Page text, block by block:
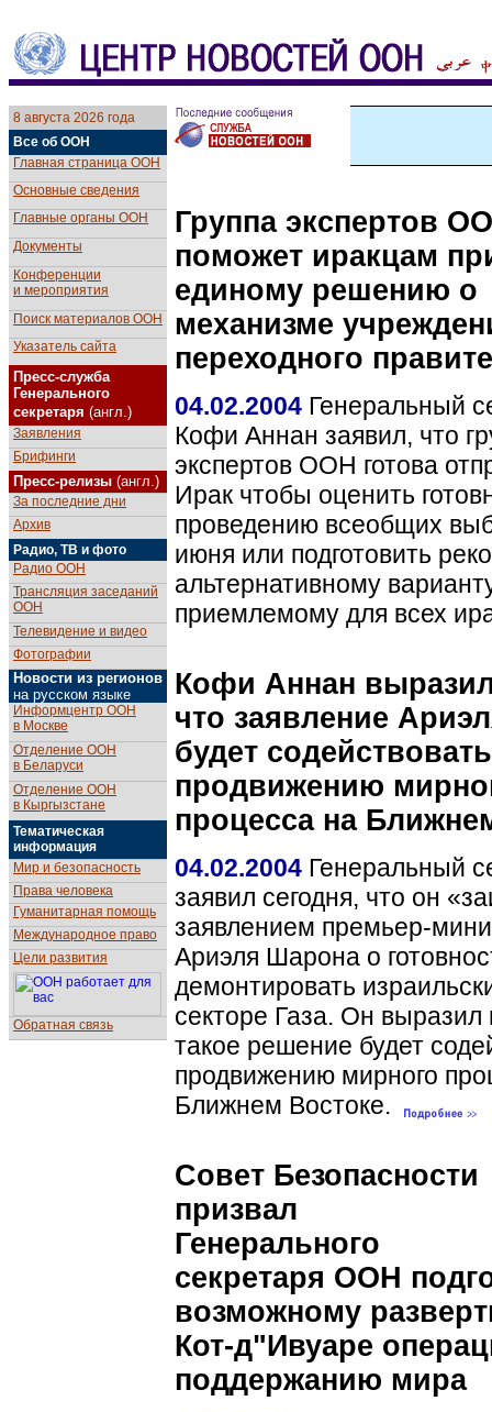
8 августа 2026 года
Все об ООН
Главная страница ООН
Основные сведения
Главные органы ООН
Документы
Конференции
и мероприятия
Поиск материалов ООН
Указатель сайта
Пресс-служба
Генерального
секретаря (англ.)
Заявления
Брифинги
Пресс-релизы (англ.)
За последние дни
Архив
Радио, ТВ и фото
Радио ООН
Трансляция заседаний
ООН
Телевидение и видео
Фотографии
Новости из регионов
на русском языке
Информцентр ООН
в Москве
Отделение ООН
в Беларуси
Отделение ООН
в Кыргызстане
Тематическая
информация
Мир и безопасность
Права человека
Гуманитарная помощь
Международное право
Цели развития
Обратная связь
Сегодня в ООН:
Группа экспертов
поможет иракцам
единому решению о
механизме
переходного
04.02.2004 Генеральный
Кофи Аннан заявил, что
экспертов ООН готова
Ирак чтобы оценить
проведению всеобщих
июня или подготовить
альтернативному
приемлемому для всех
Кофи Аннан
что заявление
будет содействовать
продвижению
процесса на
04.02.2004 Генеральный
заявил сегодня, что он
заявлением премьер-
Ариэля Шарона о
демонтировать
секторе Газа. Он выразил
такое решение будет
продвижению мирного
Ближнем Востоке.
Совет Безопасности
призвал
Генерального
секретаря ООН
возможному
Кот-д"Ивуаре
поддержанию мира